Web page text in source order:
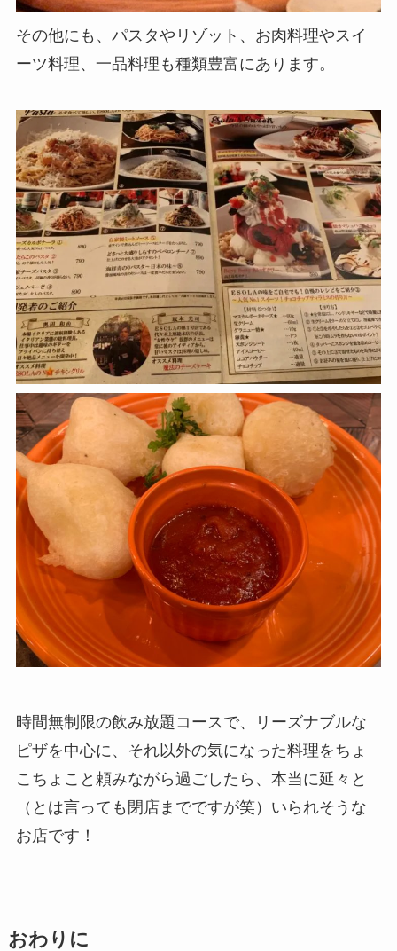
その他にも、パスタやリゾット、お肉料理やスイ
ーツ料理、一品料理も種類豊富にあります。
時間無制限の飲み放題コースで、リーズナブルな
ピザを中心に、それ以外の気になった料理をちょ
こちょこと頼みながら過ごしたら、本当に延々と
（とは言っても閉店までですが笑）いられそうな
お店です！
おわりに